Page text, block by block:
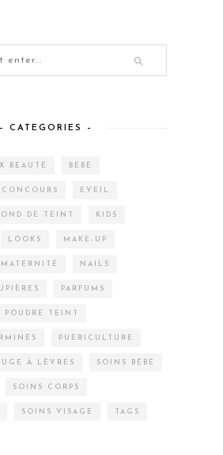
– CATEGORIES –
BEAUTÉ BÉBÉ
CONCOURS EVEIL
DE TEINT KIDS
LOOKS MAKE-UP
MATERNITÉ NAILS
PARFUMS
POUDRE TEINT
PUÉRICULTURE
À LÈVRES SOINS BÉBÉ
SOINS CORPS
SOINS VISAGE TAGS